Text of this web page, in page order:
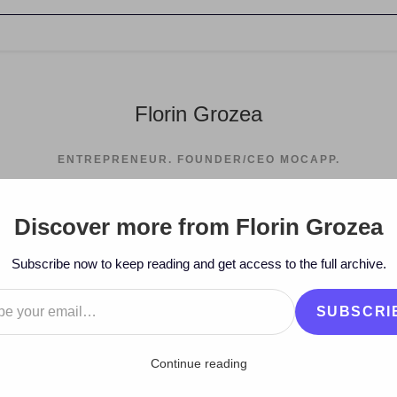
Florin Grozea
ENTREPRENEUR. FOUNDER/CEO MOCAPP.
2008 > October
în Twice – diseară!
Discover more from Florin Grozea
Subscribe now to keep reading and get access to the full archive.
Continue reading